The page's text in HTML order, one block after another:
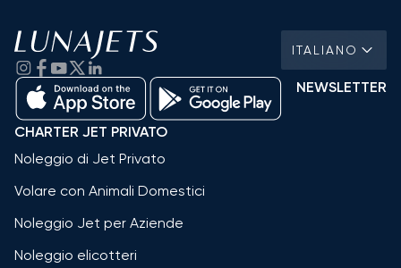
ITALIANO
NEWSLETTER
CHARTER JET PRIVATO
Noleggio di Jet Privato
Volare con Animali Domestici
Noleggio Jet per Aziende
Noleggio elicotteri